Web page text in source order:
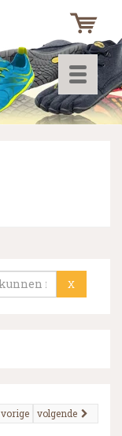
Toggle
▼
▼
X
volgende
vorige